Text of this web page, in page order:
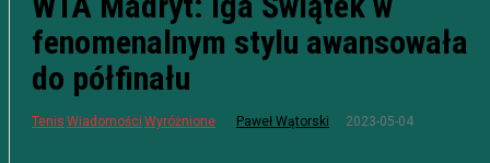
fenomenalnym stylu awansowała
do półfinału
Tenis Wiadomości Wyróżnione Paweł Wątorski 2023-05-04